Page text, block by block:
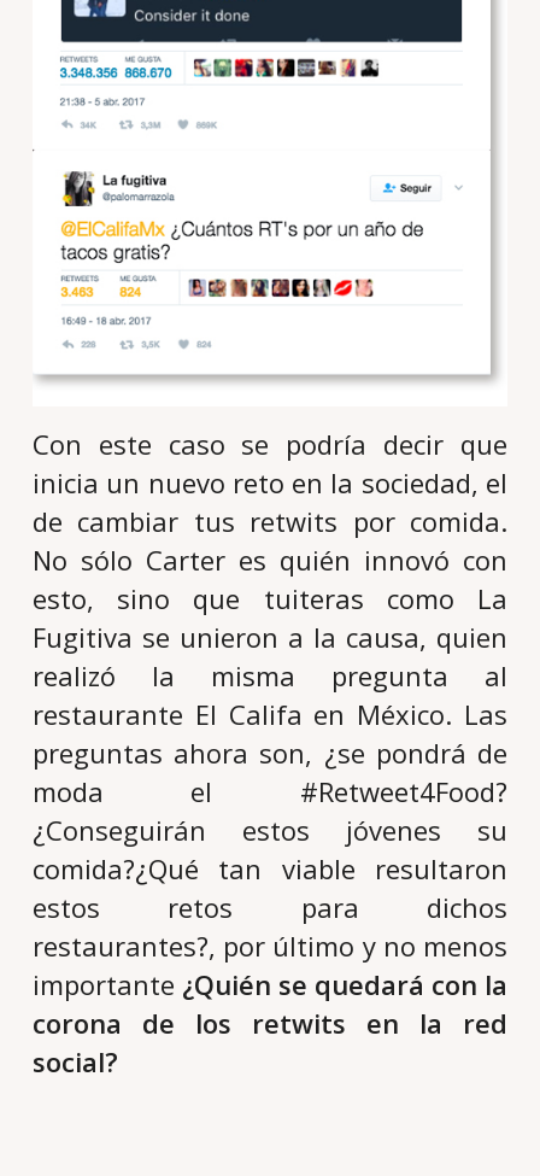
Con este caso se podría decir que
inicia un nuevo reto en la sociedad, el
de cambiar tus retwits por comida.
No sólo Carter es quién innovó con
esto, sino que tuiteras como La
Fugitiva se unieron a la causa, quien
realizó la misma pregunta al
restaurante El Califa en México. Las
preguntas ahora son, ¿se pondrá de
moda el #Retweet4Food?
¿Conseguirán estos jóvenes su
comida?¿Qué tan viable resultaron
estos retos para dichos
restaurantes?, por último y no menos
importante ¿Quién se quedará con la
corona de los retwits en la red
social?